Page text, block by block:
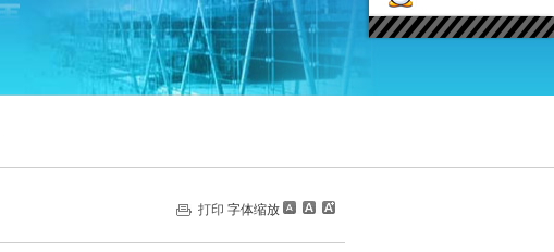
打印 字体缩放